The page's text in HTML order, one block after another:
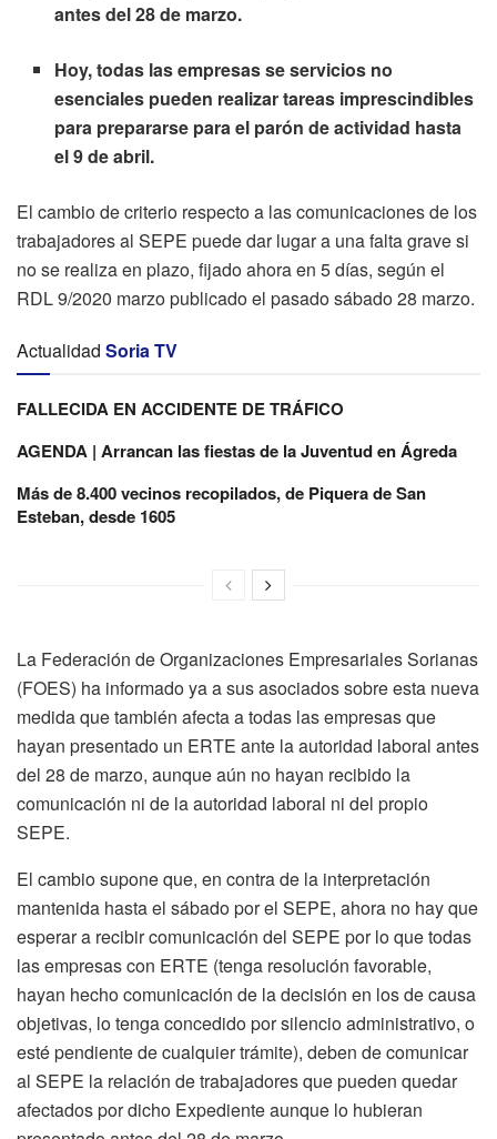
antes del 28 de marzo.
Hoy, todas las empresas se servicios no
esenciales pueden realizar tareas imprescindibles
para prepararse para el parón de actividad hasta
el 9 de abril.
El cambio de criterio respecto a las comunicaciones de los
trabajadores al SEPE puede dar lugar a una falta grave si
no se realiza en plazo, fijado ahora en 5 días, según el
RDL 9/2020 marzo publicado el pasado sábado 28 marzo.
Actualidad Soria TV
FALLECIDA EN ACCIDENTE DE TRÁFICO
AGENDA | Arrancan las fiestas de la Juventud en Ágreda
Más de 8.400 vecinos recopilados, de Piquera de San
Esteban, desde 1605
La Federación de Organizaciones Empresariales Sorianas
(FOES) ha informado ya a sus asociados sobre esta nueva
medida que también afecta a todas las empresas que
hayan presentado un ERTE ante la autoridad laboral antes
del 28 de marzo, aunque aún no hayan recibido la
comunicación ni de la autoridad laboral ni del propio
SEPE.
El cambio supone que, en contra de la interpretación
mantenida hasta el sábado por el SEPE, ahora no hay que
esperar a recibir comunicación del SEPE por lo que todas
las empresas con ERTE (tenga resolución favorable,
hayan hecho comunicación de la decisión en los de causa
objetivas, lo tenga concedido por silencio administrativo, o
esté pendiente de cualquier trámite), deben de comunicar
al SEPE la relación de trabajadores que pueden quedar
afectados por dicho Expediente aunque lo hubieran